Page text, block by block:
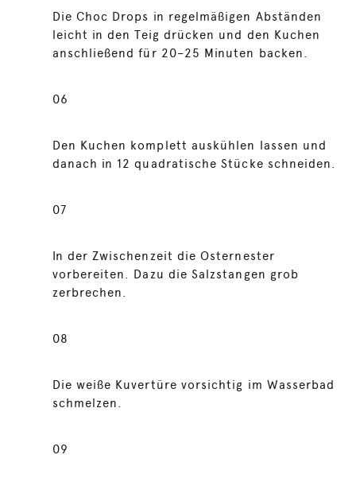
Die Choc Drops in regelmäßigen Abständen
leicht in den Teig drücken und den Kuchen
anschließend für 20–25 Minuten backen.
06
Den Kuchen komplett auskühlen lassen und
danach in 12 quadratische Stücke schneiden.
07
In der Zwischenzeit die Osternester
vorbereiten. Dazu die Salzstangen grob
zerbrechen.
08
Die weiße Kuvertüre vorsichtig im Wasserbad
schmelzen.
09